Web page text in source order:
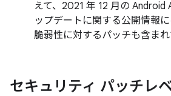
えて、2021 年 12 月の
ップデートに関する公開情報
脆弱性に対するパッチも含まれ
セキュリティ パッチレ